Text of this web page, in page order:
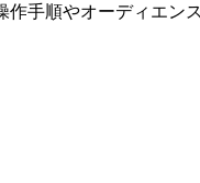
手順やオーディエン